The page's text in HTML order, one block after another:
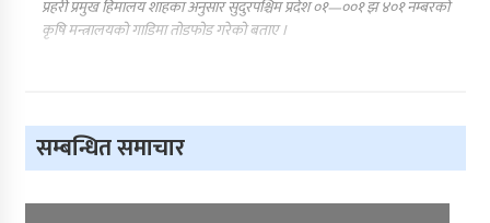
प्रहरी प्रमुख हिमालय शाहका अनुसार सुदुरपश्चिम प्रदेश ०१—००१ झ ४०१ नम्बरको
कृषि मन्त्रालयको गाडिमा तोडफोड गरेको बताए ।
सम्बन्धित समाचार